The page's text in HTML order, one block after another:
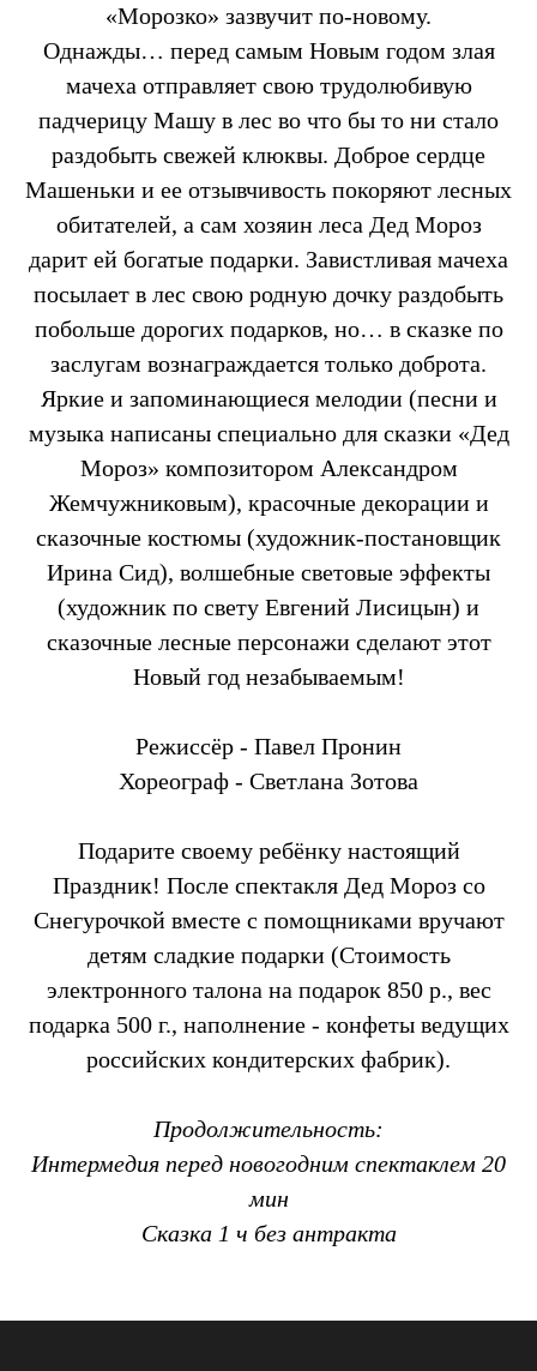
«Морозко» зазвучит по-новому.
Однажды… перед самым Новым годом злая
мачеха отправляет свою трудолюбивую
падчерицу Машу в лес во что бы то ни стало
раздобыть свежей клюквы. Доброе сердце
Машеньки и ее отзывчивость покоряют лесных
обитателей, а сам хозяин леса Дед Мороз
дарит ей богатые подарки. Завистливая мачеха
посылает в лес свою родную дочку раздобыть
побольше дорогих подарков, но… в сказке по
заслугам вознаграждается только доброта.
Яркие и запоминающиеся мелодии (песни и
музыка написаны специально для сказки «Дед
Мороз» композитором Александром
Жемчужниковым), красочные декорации и
сказочные костюмы (художник-постановщик
Ирина Сид), волшебные световые эффекты
(художник по свету Евгений Лисицын) и
сказочные лесные персонажи сделают этот
Новый год незабываемым!
Режиссёр - Павел Пронин
Хореограф - Светлана Зотова
Подарите своему ребёнку настоящий
Праздник! После спектакля Дед Мороз со
Снегурочкой вместе с помощниками вручают
детям сладкие подарки (Стоимость
электронного талона на подарок 850 р., вес
подарка 500 г., наполнение - конфеты ведущих
российских кондитерских фабрик).
Продолжительность:
Интермедия перед новогодним спектаклем 20
мин
Сказка 1 ч без антракта